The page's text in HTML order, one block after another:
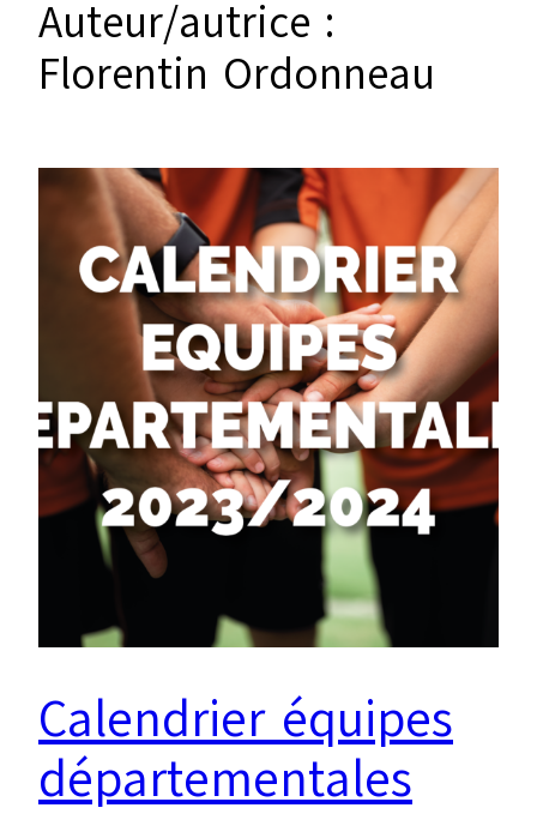
Auteur/autrice :
Florentin Ordonneau
Calendrier équipes
départementales